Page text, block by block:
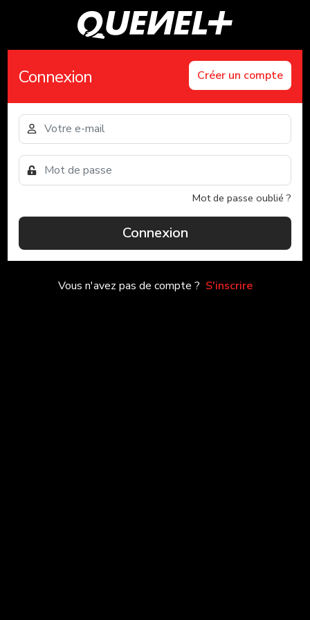
Connexion Créer un compte
Mot de passe oublié ?
Connexion
Vous n'avez pas de compte ? S'inscrire